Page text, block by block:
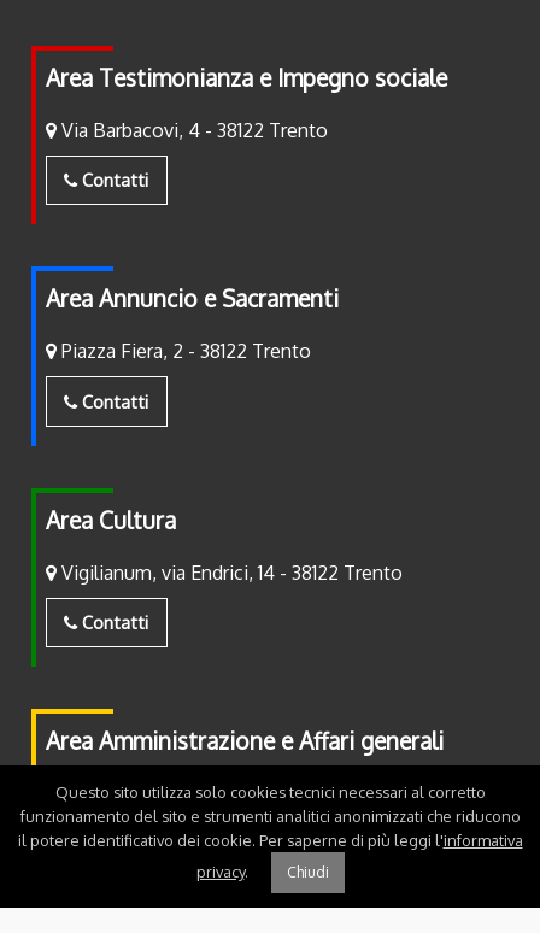
Area Testimonianza e Impegno sociale
Via Barbacovi, 4 - 38122 Trento
Contatti
Area Annuncio e Sacramenti
Piazza Fiera, 2 - 38122 Trento
Contatti
Area Cultura
Vigilianum, via Endrici, 14 - 38122 Trento
Contatti
Area Amministrazione e Affari generali
Piazza Fiera, 2 - 38122 Trento
Contatti
Questo sito utilizza solo cookies tecnici necessari al corretto
funzionamento del sito e strumenti analitici anonimizzati che riducono
il potere identificativo dei cookie. Per saperne di più leggi l'informativa
privacy. Chiudi